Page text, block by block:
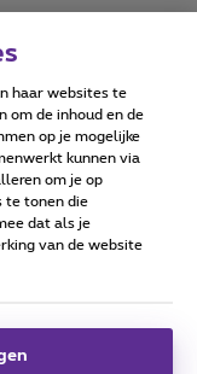
statement
conform het
haar websites te
om de inhoud en de
op je mogelijke
kunnen via
om je op
te tonen die
dat als je
van de website